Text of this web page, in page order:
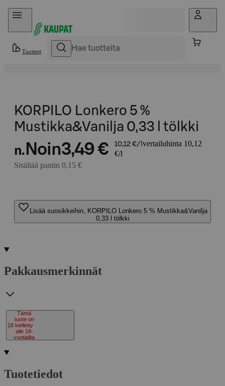
Hyppää sisältöön
Tuotteet
KORPILO Lonkero 5 %
Mustikka&Vanilja 0,33 l tölkki
n. Noin3,49 € 10,12 €/l vertailuhinta 10,12
€/l
Sisältää pantin 0,15 €
Lisää suosikkeihin, KORPILO Lonkero 5 % Mustikka&Vanilja
0,33 l tölkki
Pakkausmerkinnät
18
Tämä
tuote on
kielletty
alle 18-
vuotiailta
Tuotetiedot